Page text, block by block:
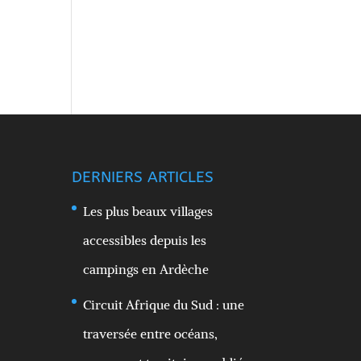
DERNIERS ARTICLES
Les plus beaux villages
accessibles depuis les
campings en Ardèche
Circuit Afrique du Sud : une
traversée entre océans,